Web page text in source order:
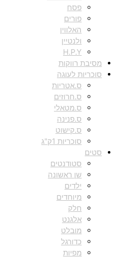
פסח
פורים
האלווין
ולנטיין
H.P.Y
מסיבת רווקות
סוכריות לעוגה
ס.אטריות
ס.חרוזים
ס.מטאלי
ס.פנינה
ס.קישוט
סוכריות 1ק"ג
סטים
סטודנטים
שן ראשונה
ילדים
מיוחדים
חלק
אלגנט
מובלט
כדורגל
מפיות